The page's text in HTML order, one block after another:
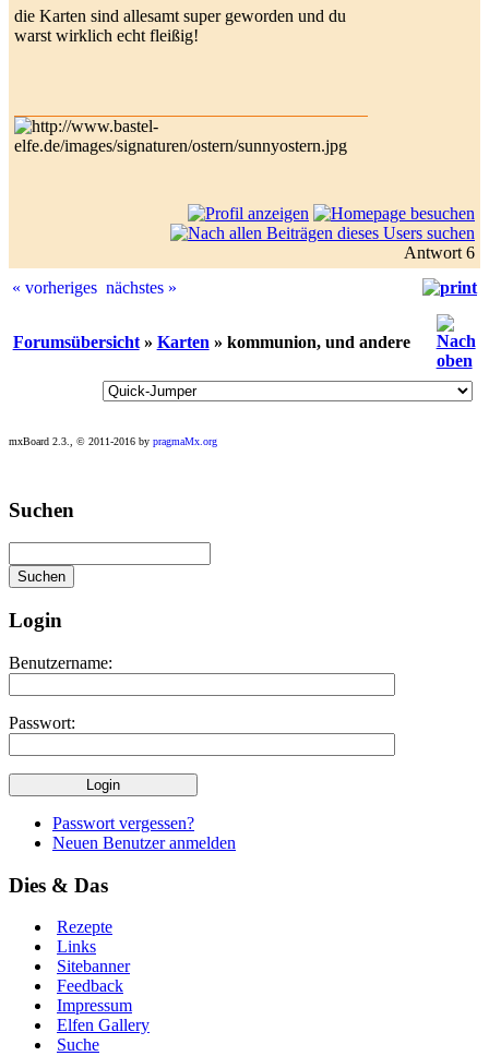
die Karten sind allesamt super geworden und du
warst wirklich echt fleißig!
Antwort 6
« vorheriges nächstes »
Forumsübersicht» Karten » kommunion, und andere
mxBoard 2.3., © 2011-2016 by pragmaMx.org
Play
best
casino
at
site
https://onlineslots.money/
Suchen
Login
Benutzername:
Passwort:
Passwort vergessen?
Neuen Benutzer anmelden
Dies & Das
Rezepte
Links
Sitebanner
Feedback
Impressum
Elfen Gallery
Suche